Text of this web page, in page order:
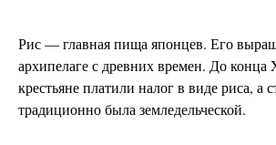
Рис — главная пища японцев. Его
архипелаге с древних времен. До конца
крестьяне платили налог в виде риса, а
традиционно была земледельческой.